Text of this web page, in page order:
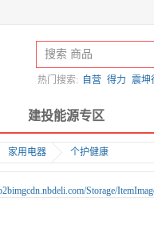
热门搜索: 自营 得力 震坤
建投能源专区
家用电器 个护健康